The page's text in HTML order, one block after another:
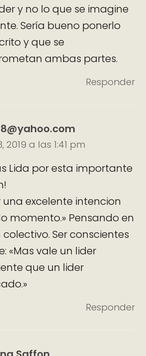
y no lo que se imagine
Sería bueno ponerlo
y que se
ambas partes.
Responder
2019 a las 1:41 pm
Lida por esta importante
una excelente intencion
momento.» Pensando en
colectivo. Ser conscientes
«Mas vale un lider
que un lider
Responder